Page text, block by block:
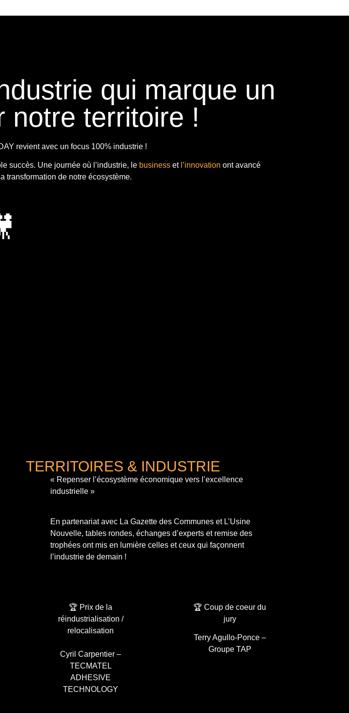
qui marque un
notre territoire !
revient avec un focus 100% industrie !
succès. Une journée où l’industrie, le businesset l’innovation ont avancé
transformation de notre écosystème.
TERRITOIRES & INDUSTRIE
« Repenser l’écosystème économique vers l’excellence
industrielle »
En partenariat avec La Gazette des Communes et L’Usine
Nouvelle, tables rondes, échanges d’experts et remise des
trophées ont mis en lumière celles et ceux qui façonnent
l’industrie de demain !
🏆 Prix de la
réindustrialisation /
relocalisation
Cyril Carpentier –
TECMATEL
ADHESIVE
TECHNOLOGY
🏆 Coup de coeur du
jury
Terry Agullo-Ponce –
Groupe TAP